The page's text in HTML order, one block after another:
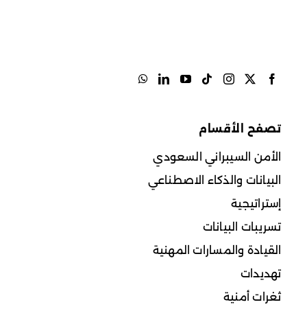
تصفح الأقسام
الأمن السيبراني السعودي
البيانات والذكاء الاصطناعي
إستراتيجية
تسريبات البيانات
القيادة والمسارات المهنية
تهديدات
ثغرات أمنية